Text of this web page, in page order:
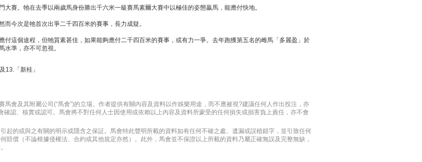
賽。牠在去季以兩歲馬身份勝出千六米一級賽馬素爾大賽中以極佳的姿態贏馬，能應付快地。
今次是牠首次出爭二千四百米的賽事，長力成疑。
付這個途程，但牠質素甚佳，如果能夠應付二千四百米的賽事，或有力一爭。去年跑獲第五名的雌馬「多麗盈」於
水準，亦不可忽視。
13.「新桂」
馬會及其附屬公司(“馬會”)的立場。作者提供有關內容及資料以作娛樂用途，而不應被視?建議任何人作出投注，亦
認、核實或認可。馬會將不對任何人士因使用或依賴以上內容及資料所蒙受的任何損失或損害負上責任，亦不會
起的或與之有關的明示或隱含之保証。馬會特此聲明所載的資料如有任何不確之處、遺漏或誤植錯字，並引致任何
賠償（不論根據侵權法、合約或其他規定亦然）。此外，馬會並不保證以上所載的資料乃屬正確無誤及完整無缺，